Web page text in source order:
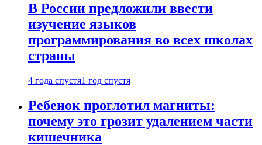
В России предложили ввести
изучение языков
программирования во всех школах
страны
4 года спустя1 год спустя
Ребенок проглотил магниты:
почему это грозит удалением части
кишечника